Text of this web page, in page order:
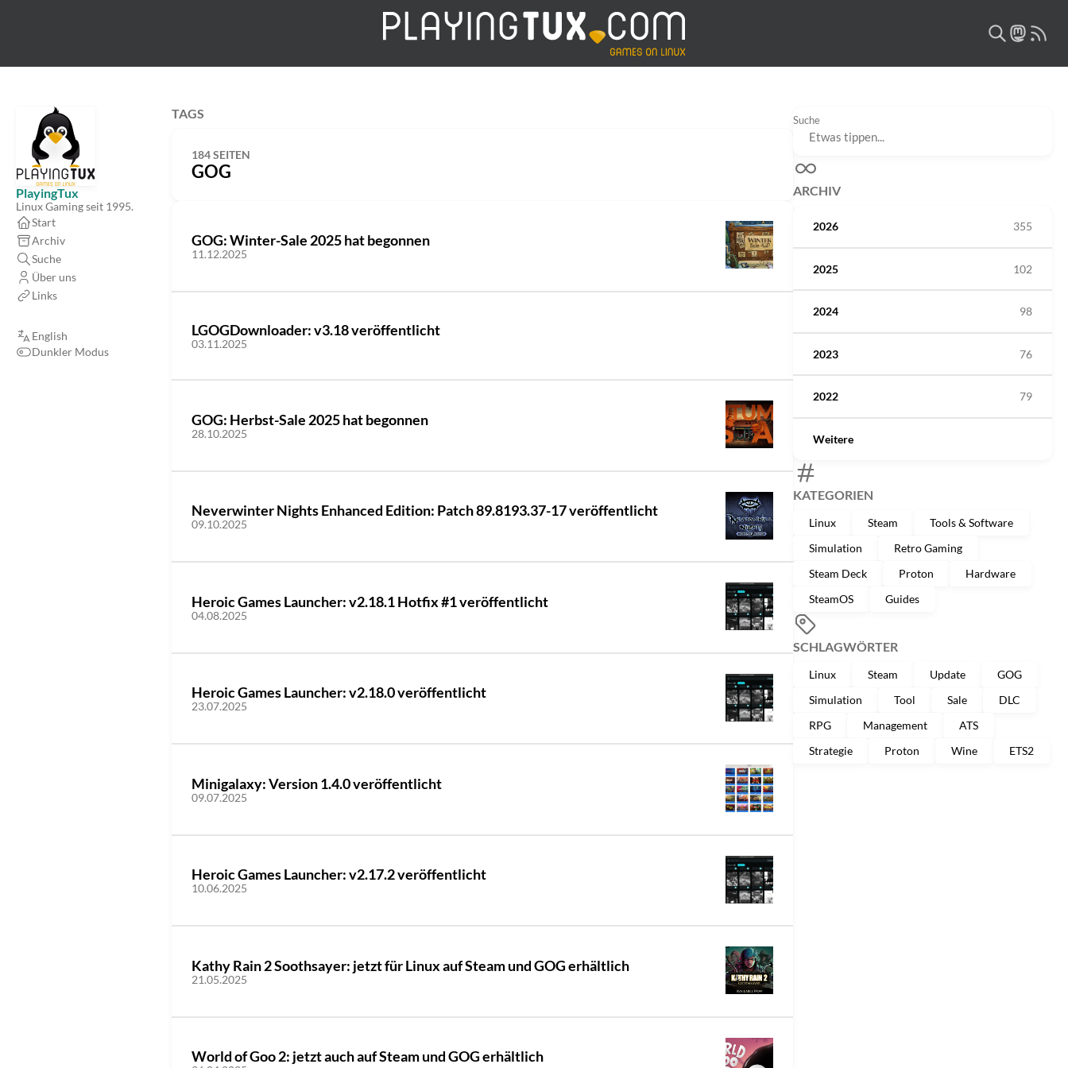
PlayingTux
Linux Gaming seit 1995.
Start
Archiv
Suche
Über uns
Links
English
Dunkler Modus
Suche
ARCHIV
2026 355
2025 102
2024 98
2023 76
2022 79
Weitere
KATEGORIEN
Linux Steam
Tools & Software
Simulation
Retro Gaming
Steam Deck
Proton
Hardware
SteamOS
Guides
SCHLAGWÖRTER
Linux Steam Update
GOG
Simulation
Tool Sale
DLC
RPG
Management
ATS
Strategie
Proton Wine ETS2
TAGS
184 SEITEN
GOG
GOG: Winter-Sale 2025 hat begonnen
11.12.2025
LGOGDownloader: v3.18 veröffentlicht
03.11.2025
GOG: Herbst-Sale 2025 hat begonnen
28.10.2025
Neverwinter Nights Enhanced Edition: Patch 89.8193.37-17 veröffentlicht
09.10.2025
Heroic Games Launcher: v2.18.1 Hotfix #1 veröffentlicht
04.08.2025
Heroic Games Launcher: v2.18.0 veröffentlicht
23.07.2025
Minigalaxy: Version 1.4.0 veröffentlicht
09.07.2025
Heroic Games Launcher: v2.17.2 veröffentlicht
10.06.2025
Kathy Rain 2 Soothsayer: jetzt für Linux auf Steam und GOG erhältlich
21.05.2025
World of Goo 2: jetzt auch auf Steam und GOG erhältlich